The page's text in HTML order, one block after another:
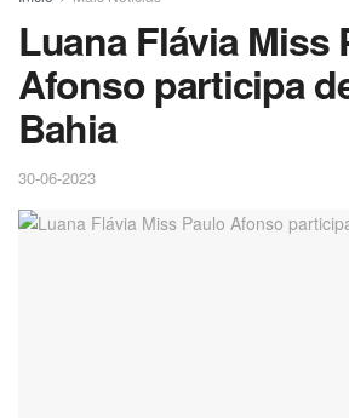
Luana Flávia Miss
Afonso participa
Bahia
30-06-2023